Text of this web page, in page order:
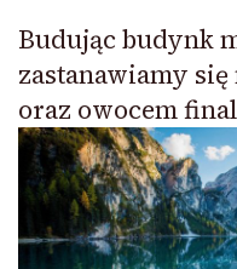
Budując budynk
zastanawiamy
oraz owocem